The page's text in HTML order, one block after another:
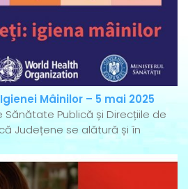
Mâinilor – 5 mai 2025
Sănătate Publică și Direcțiile de
Județene se alătură și în